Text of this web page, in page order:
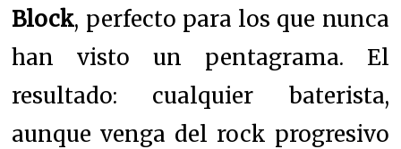
Block, perfecto para los que nunca
han visto un pentagrama. El
resultado: cualquier baterista,
aunque venga del rock progresivo